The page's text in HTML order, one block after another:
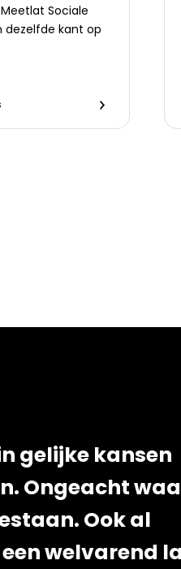
Sociale
dezelfde kant op
gelijke kansen
Ongeacht
Ook al
welvarend